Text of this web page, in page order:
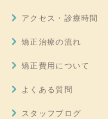
アクセス・診療時間
矯正治療の流れ
矯正費用について
よくある質問
スタッフブログ